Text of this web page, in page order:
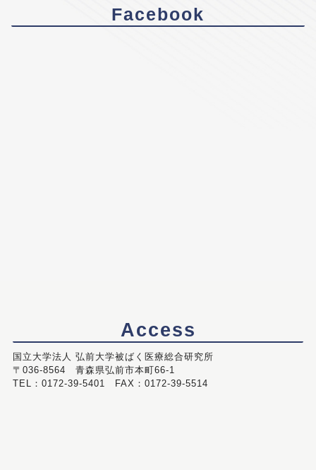
Facebook
Access
国立大学法人 弘前大学被ばく医療総合研究所
〒036-8564 青森県弘前市本町66-1
TEL：0172-39-5401 FAX：0172-39-5514